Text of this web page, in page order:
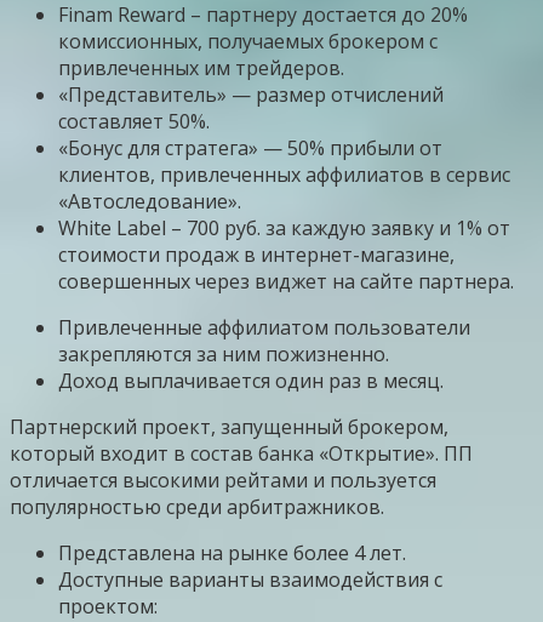
Finam Reward – партнеру достается до 20%
комиссионных, получаемых брокером с
привлеченных им трейдеров.
«Представитель» — размер отчислений
составляет 50%.
«Бонус для стратега» — 50% прибыли от
клиентов, привлеченных аффилиатов в сервис
«Автоследование».
White Label – 700 руб. за каждую заявку и 1% от
стоимости продаж в интернет-магазине,
совершенных через виджет на сайте партнера.
Привлеченные аффилиатом пользователи
закрепляются за ним пожизненно.
Доход выплачивается один раз в месяц.
Партнерский проект, запущенный брокером,
который входит в состав банка «Открытие». ПП
отличается высокими рейтами и пользуется
популярностью среди арбитражников.
Представлена на рынке более 4 лет.
Доступные варианты взаимодействия с
проектом: